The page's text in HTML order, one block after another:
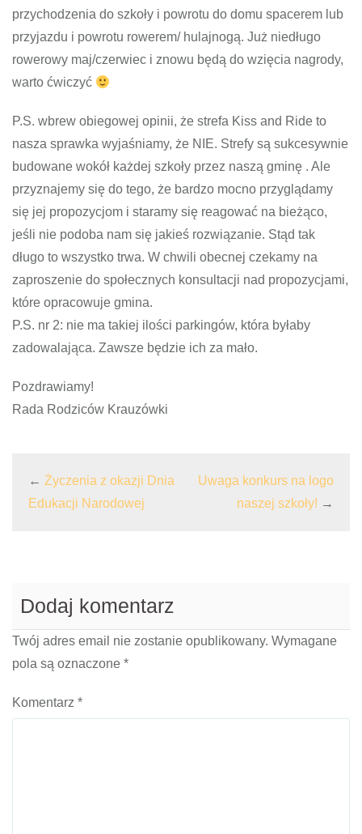
przychodzenia do szkoły i powrotu do domu spacerem lub
przyjazdu i powrotu rowerem/ hulajnogą. Już niedługo
rowerowy maj/czerwiec i znowu będą do wzięcia nagrody,
warto ćwiczyć
P.S. wbrew obiegowej opinii, że strefa Kiss and Ride to
nasza sprawka wyjaśniamy, że NIE. Strefy są sukcesywnie
budowane wokół każdej szkoły przez naszą gminę . Ale
przyznajemy się do tego, że bardzo mocno przyglądamy
się jej propozycjom i staramy się reagować na bieżąco,
jeśli nie podoba nam się jakieś rozwiązanie. Stąd tak
długo to wszystko trwa. W chwili obecnej czekamy na
zaproszenie do społecznych konsultacji nad propozycjami,
które opracowuje gmina.
P.S. nr 2: nie ma takiej ilości parkingów, która byłaby
zadowalająca. Zawsze będzie ich za mało.
Pozdrawiamy!
Rada Rodziców Krauzówki
← Życzenia z okazji Dnia
Edukacji Narodowej
Uwaga konkurs na logo
naszej szkoły! →
Dodaj komentarz
Twój adres email nie zostanie opublikowany. Wymagane
pola są oznaczone *
Komentarz *